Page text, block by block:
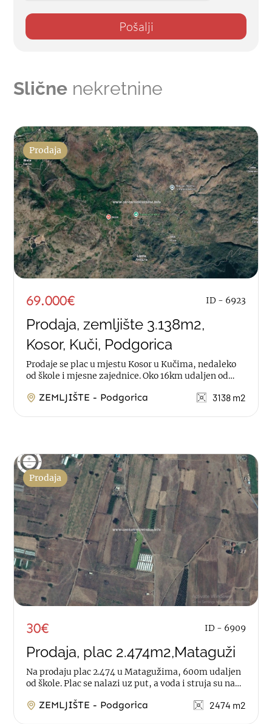
Pošalji
Slične nekretnine
Prodaja
69.000€ ID - 6923
Prodaja, zemljište 3.138m2,
Kosor, Kuči, Podgorica
Prodaje se plac u mjestu Kosor u Kučima, nedaleko
od škole i mjesne zajednice. Oko 16km udaljen od
ZEMLJIŠTE - Podgorica 3138 m2
Prodaja
30€ ID - 6909
Prodaja, plac 2.474m2,Mataguži
Na prodaju plac 2.474 u Matagužima, 600m udaljen
od škole. Plac se nalazi uz put, a voda i struja su na
ZEMLJIŠTE - Podgorica 2474 m2